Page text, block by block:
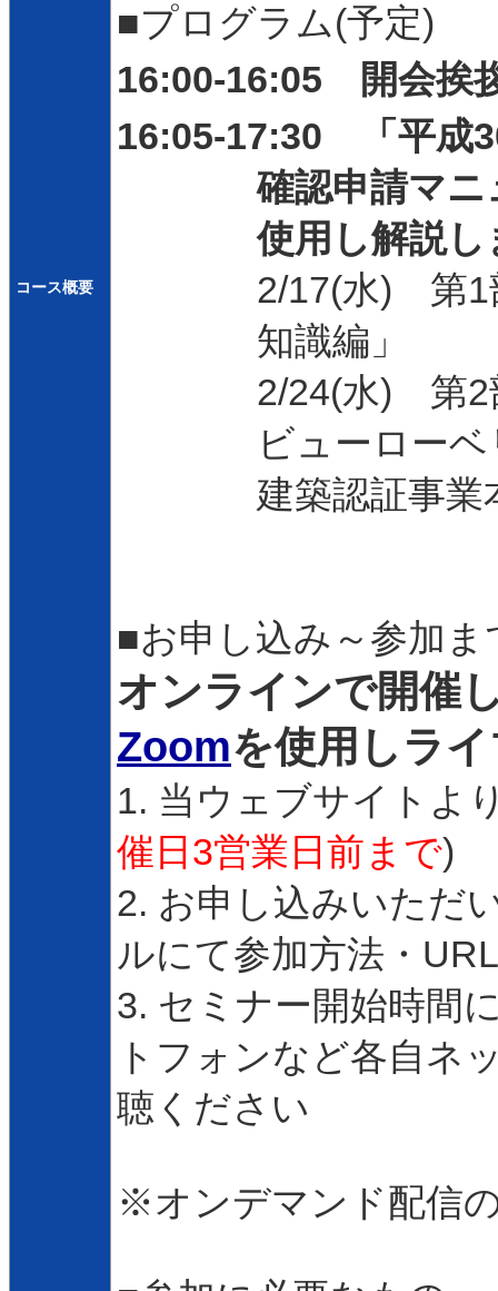
コース概要
■プログラム(予定)
16:00-16:05 開会挨
16:05-17:30 「平成
確認申請マ
使用し解説し
2/17(水) 第1
知識編」
2/24(水) 第2
ビューロー
建築認証事
■お申し込み～参加ま
オンラインで開催
Zoomを使用しラ
1. 当ウェブサイトよ
催日3営業日前まで)
2. お申し込みいただ
ルにて参加方法・
3. セミナー開始時間
トフォンなど各自ネ
聴ください
※オンデマンド配信